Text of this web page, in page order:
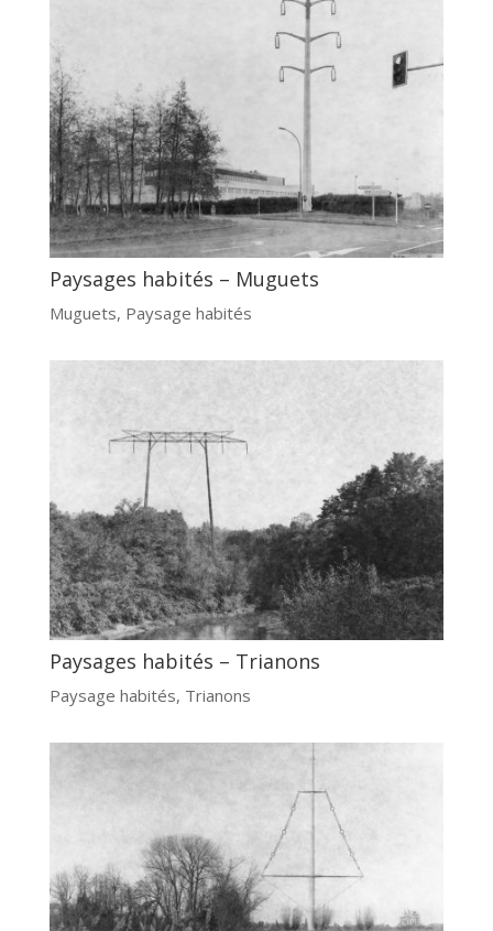
Paysages habités – Muguets
Muguets, Paysage habités
Paysages habités – Trianons
Paysage habités, Trianons